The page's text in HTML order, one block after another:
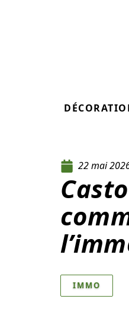
22 mai
IMMO